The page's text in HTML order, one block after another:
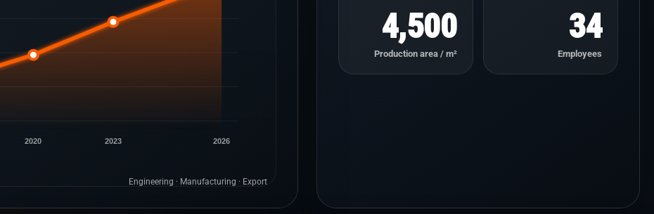
34
Employees
4,500
Production area / m²
2020 2023 2026
Engineering · Manufacturing · Export